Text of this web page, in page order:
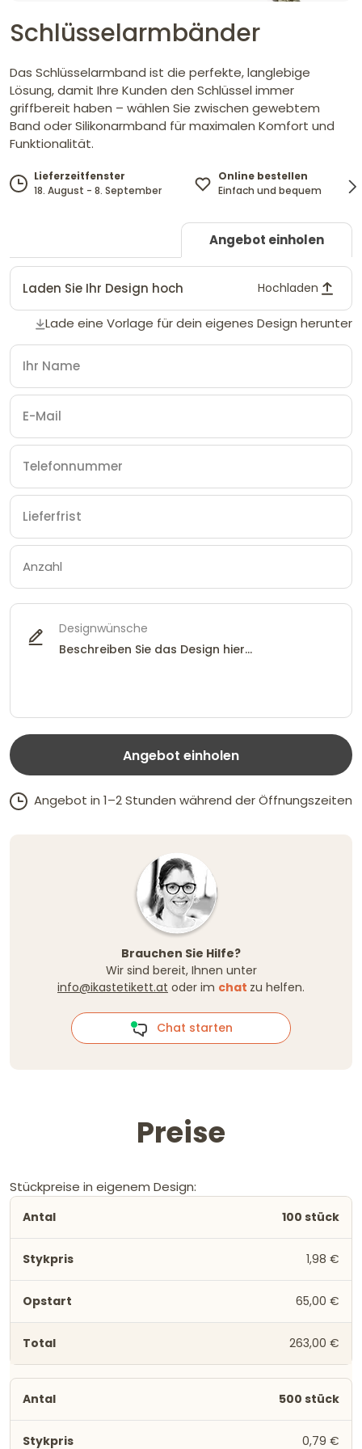
Schlüsselarmbänder
Das Schlüsselarmband ist die perfekte, langlebige
Lösung, damit Ihre Kunden den Schlüssel immer
griffbereit haben – wählen Sie zwischen gewebtem
Band oder Silikonarmband für maximalen Komfort und
Funktionalität.
Lieferzeitfenster
18. August - 8. September
Online bestellen
Einfach und bequem
Angebot einholen
Laden Sie Ihr Design hoch Hochladen
Lade eine Vorlage für dein eigenes Design herunter
Designwünsche
Angebot einholen
Angebot in 1–2 Stunden während der Öffnungszeiten
Brauchen Sie Hilfe?
Wir sind bereit, Ihnen unter
info@ikastetikett.at oder im chat zu helfen.
Chat starten
Preise
Stückpreise in eigenem Design:
100 stück
1,98 €
65,00 €
263,00 €
500 stück
0,79 €